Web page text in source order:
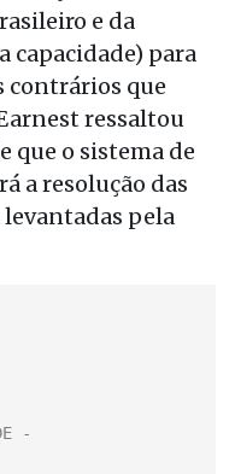
e da
capacidade) para
contrários que
ressaltou
que o sistema de
a resolução das
levantadas pela